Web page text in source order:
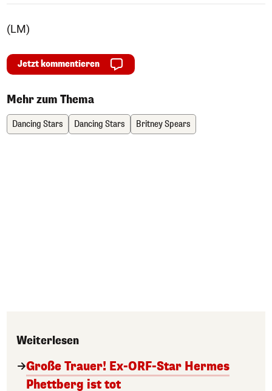
(LM)
Jetzt kommentieren
Mehr zum Thema
Dancing Stars Dancing Stars Britney Spears
Weiterlesen
Große Trauer! Ex-ORF-Star Hermes
Phettberg ist tot